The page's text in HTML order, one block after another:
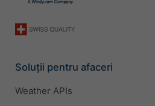
Soluții pentru afaceri
Weather APIs